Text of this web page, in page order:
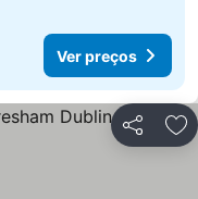
Ver preços
Partilhar